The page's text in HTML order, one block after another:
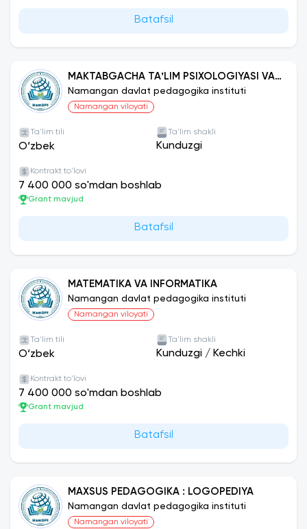
Namangan davlat pedagogika institutida tur
shartnomalar talabalarni chet davlatlarda
o'qishlari va tajriba ortirishlari uchun xizmat qiladi.
Bu yerdan tanishib chiqishingiz munkin...
Batafsil
MAKTABGACHA TAʼLIM PSIXOLOGIYASI VA
PEDAGOGIKASI
Namangan davlat pedagogika instituti
Namangan viloyati
Ta'lim tili
O‘zbek
Ta'lim shakli
Kunduzgi
Kontrakt to'lovi
7 400 000 so'mdan boshlab
Grant mavjud
Batafsil
MATEMATIKA VA INFORMATIKA
Namangan davlat pedagogika instituti
Namangan viloyati
Ta'lim tili
O‘zbek
Ta'lim shakli
Kunduzgi / Kechki
Kontrakt to'lovi
7 400 000 so'mdan boshlab
Grant mavjud
Batafsil
MAXSUS PEDAGOGIKA : LOGOPEDIYA
Namangan davlat pedagogika instituti
Namangan viloyati